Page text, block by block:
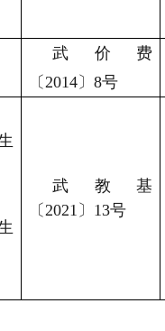
武价费
〔2014〕8号
武教基
〔2021〕13号